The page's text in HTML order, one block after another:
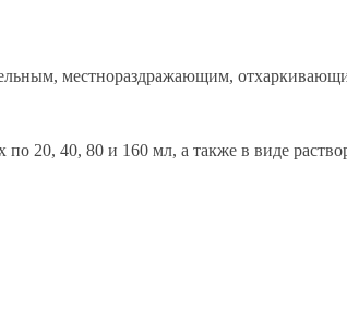
местнораздражающим,
20, 40, 80 и 160 мл, а также в виде